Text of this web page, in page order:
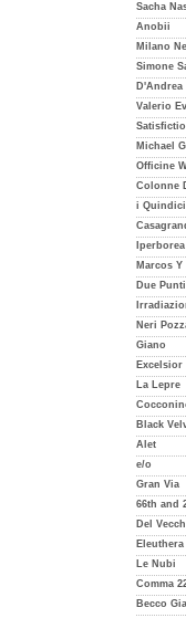
Sacha
Anobii
Milano
Simone
D'Andrea
Valerio
Michael
Officine
Colonne
i Quindici
Iperborea
Marcos Y
Due Punti
Neri
Giano
Excelsior
La Lepre
Black
Alet
e/o
Gran Via
66th and
Del
Eleuthera
Le Nubi
Comma
Becco